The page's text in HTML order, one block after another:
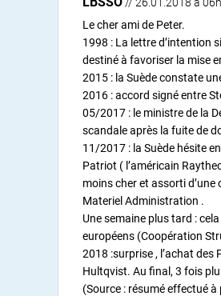
Le cher ami de Peter.
1998 : La lettre d’intention
destiné à favoriser la mise
2015 : la Suède constate
2016 : accord signé entre
05/2017 : le ministre de la
scandale après la fuite de
11/2017 : la Suède hésite
Patriot ( l’américain
moins cher et assorti
Materiel Administration .
Une semaine plus tard :
européens (Coopération
2018 :surprise , l’achat des
Hultqvist. Au final, 3 fois
(Source : résumé effectué